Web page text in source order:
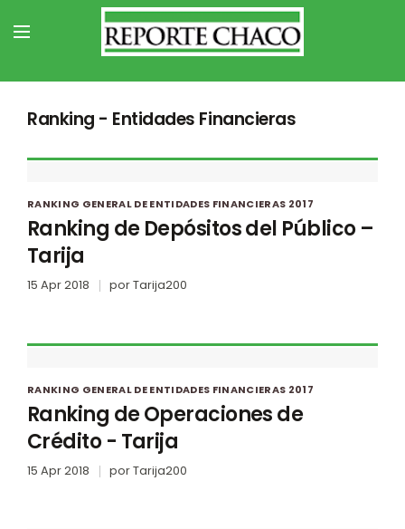
Ranking - Entidades Financieras
RANKING GENERAL DE ENTIDADES FINANCIERAS 2017
Ranking de Depósitos del Público –
Tarija
15 Apr 2018 porTarija200
RANKING GENERAL DE ENTIDADES FINANCIERAS 2017
Ranking de Operaciones de
Crédito - Tarija
15 Apr 2018 porTarija200